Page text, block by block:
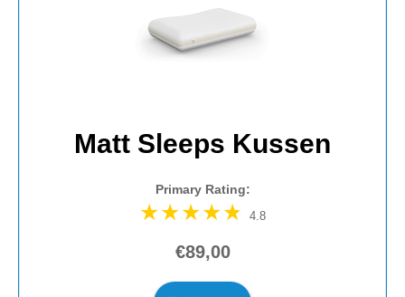
Matt Sleeps Kussen
Primary Rating:
4.8
€89,00